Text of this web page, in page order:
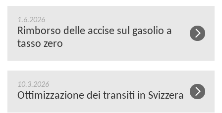
1.6.2026
Rimborso delle accise sul gasolio a
tasso zero
10.3.2026
Ottimizzazione dei transiti in Svizzera